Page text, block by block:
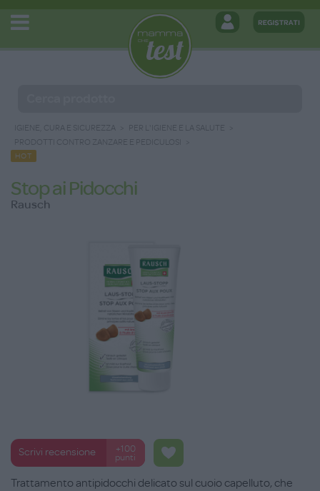
IGIENE, CURA E SICUREZZA
PER L'IGIENE E LA SALUTE
PRODOTTI CONTRO ZANZARE E PEDICULOSI
HOT
Stop ai Pidocchi
Rausch
Scrivi recensione
+100
punti
Trattamento antipidocchi delicato sul cuoio capelluto, che